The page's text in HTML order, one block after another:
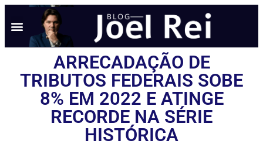
ARRECADAÇÃO DE
TRIBUTOS FEDERAIS SOBE
8% EM 2022 E ATINGE
RECORDE NA SÉRIE
HISTÓRICA